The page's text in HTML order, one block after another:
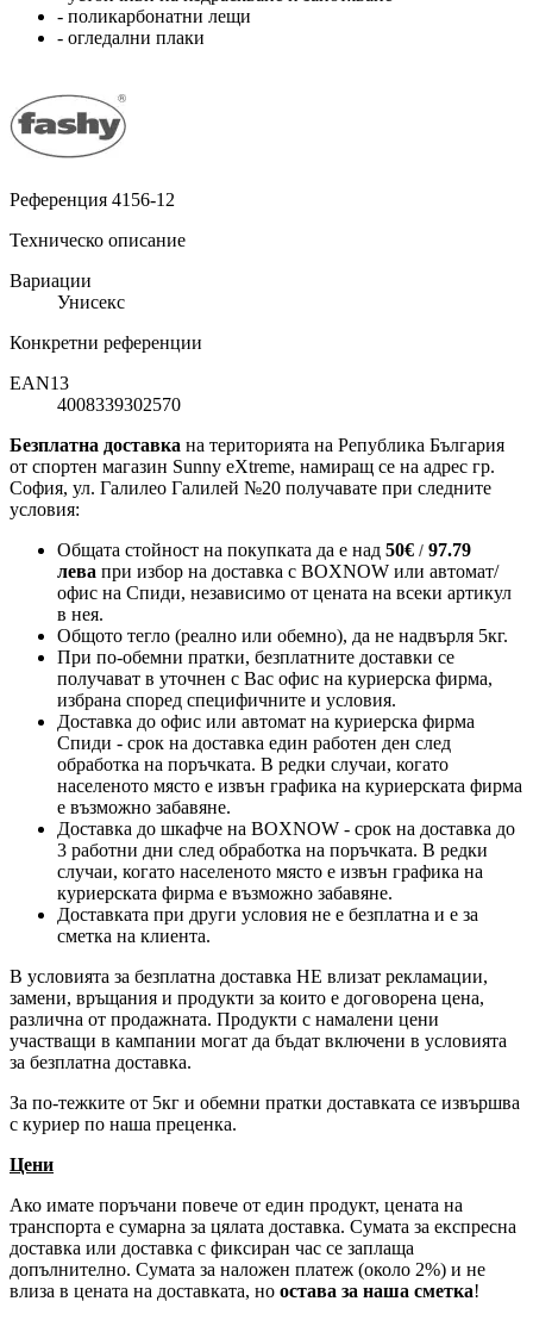
- поликарбонатни лещи
- огледални плаки
Референция 4156-12
Техническо описание
Вариации
Унисекс
Конкретни референции
EAN13
4008339302570
Безплатна доставка на територията на Република България
от спортен магазин Sunny eXtreme, намиращ се на адрес гр.
София, ул. Галилео Галилей №20 получавате при следните
условия:
Общата стойност на покупката да е над 50€ / 97.79
лева при избор на доставка с BOXNOW или автомат/
офис на Спиди, независимо от цената на всеки артикул
в нея.
Общото тегло (реално или обемно), да не надвърля 5кг.
При по-обемни пратки, безплатните доставки се
получават в уточнен с Вас офис на куриерска фирма,
избрана според специфичните и условия.
Доставка до офис или автомат на куриерска фирма
Спиди - срок на доставка един работен ден след
обработка на поръчката. В редки случаи, когато
населеното място е извън графика на куриерската фирма
е възможно забавяне.
Доставка до шкафче на BOXNOW - срок на доставка до
3 работни дни след обработка на поръчката. В редки
случаи, когато населеното място е извън графика на
куриерската фирма е възможно забавяне.
Доставката при други условия не е безплатна и е за
сметка на клиента.
В условията за безплатна доставка НЕ влизат рекламации,
замени, връщания и продукти за които е договорена цена,
различна от продажната. Продукти с намалени цени
участващи в кампании могат да бъдат включени в условията
за безплатна доставка.
За по-тежките от 5кг и обемни пратки доставката се извършва
с куриер по наша преценка.
Цени
Ако имате поръчани повече от един продукт, цената на
транспорта е сумарна за цялата доставка. Сумата за експресна
доставка или доставка с фиксиран час се заплаща
допълнително. Сумата за наложен платеж (около 2%) и не
влиза в цената на доставката, но остава за наша сметка!